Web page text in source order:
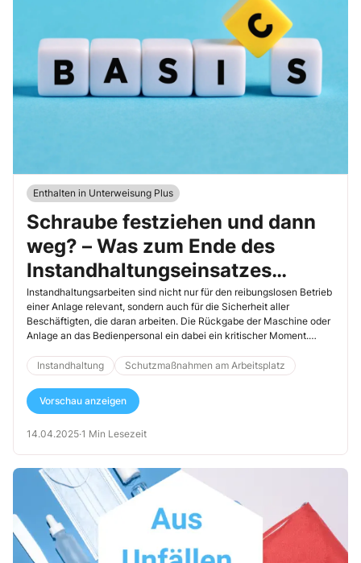
Enthalten in Unterweisung Plus
Schraube festziehen und dann
weg? – Was zum Ende des
Instandhaltungseinsatzes
wichtig ist
Instandhaltungsarbeiten sind nicht nur für den reibungslosen Betrieb
einer Anlage relevant, sondern auch für die Sicherheit aller
Beschäftigten, die daran arbeiten. Die Rückgabe der Maschine oder
Anlage an das Bedienpersonal ein dabei ein kritischer Moment.
schwere Unfälle verursachen.
Instandhaltung Schutzmaßnahmen am Arbeitsplatz
Vorschau anzeigen
14.04.2025·1 Min Lesezeit